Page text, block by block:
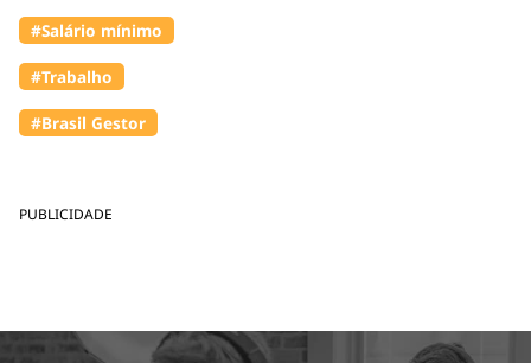
PUBLICIDADE
#Salário mínimo
#Trabalho
#Brasil Gestor